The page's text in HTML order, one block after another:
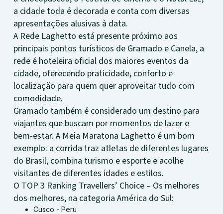
a cidade toda é decorada e conta com diversas
apresentações alusivas à data.
A Rede Laghetto está presente próximo aos
principais pontos turísticos de Gramado e Canela, a
rede é hoteleira oficial dos maiores eventos da
cidade, oferecendo praticidade, conforto e
localização para quem quer aproveitar tudo com
comodidade.
Gramado também é considerado um destino para
viajantes que buscam por momentos de lazer e
bem-estar. A Meia Maratona Laghetto é um bom
exemplo: a corrida traz atletas de diferentes lugares
do Brasil, combina turismo e esporte e acolhe
visitantes de diferentes idades e estilos.
O TOP 3 Ranking Travellers’ Choice – Os melhores
dos melhores, na categoria América do Sul:
Cusco - Peru